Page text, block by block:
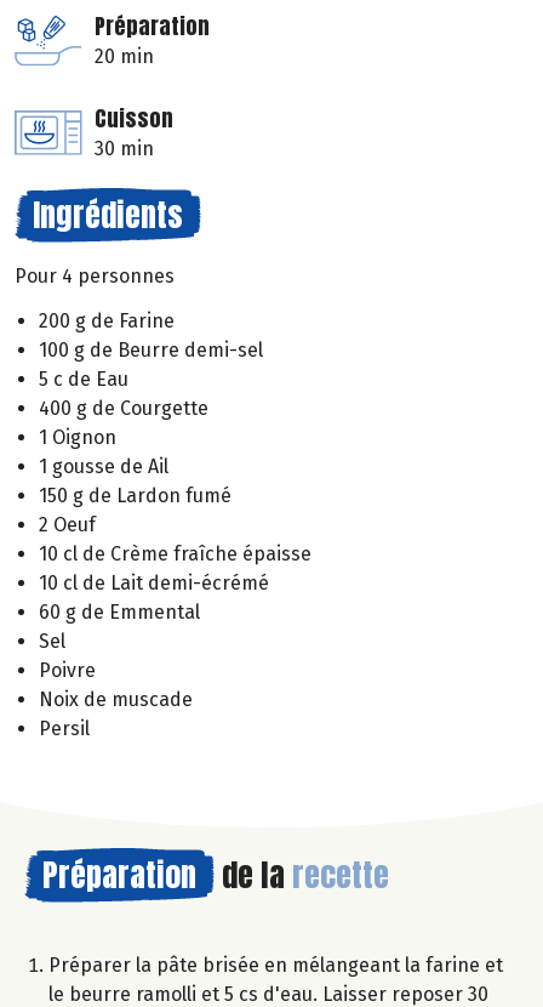
Préparation
20 min
Cuisson
30 min
Ingrédients
Pour 4 personnes
200 g de Farine
100 g de Beurre demi-sel
5 c de Eau
400 g de Courgette
1 Oignon
1 gousse de Ail
150 g de Lardon fumé
2 Oeuf
10 cl de Crème fraîche épaisse
10 cl de Lait demi-écrémé
60 g de Emmental
Sel
Poivre
Noix de muscade
Persil
Préparation de la recette
Préparer la pâte brisée en mélangeant la farine et
le beurre ramolli et 5 cs d'eau. Laisser reposer 30